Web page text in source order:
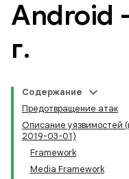
Android
г.
Содержание
Предотвращение атак
Описание уязвимостей
2019-03-01)
Framework
Media Framework